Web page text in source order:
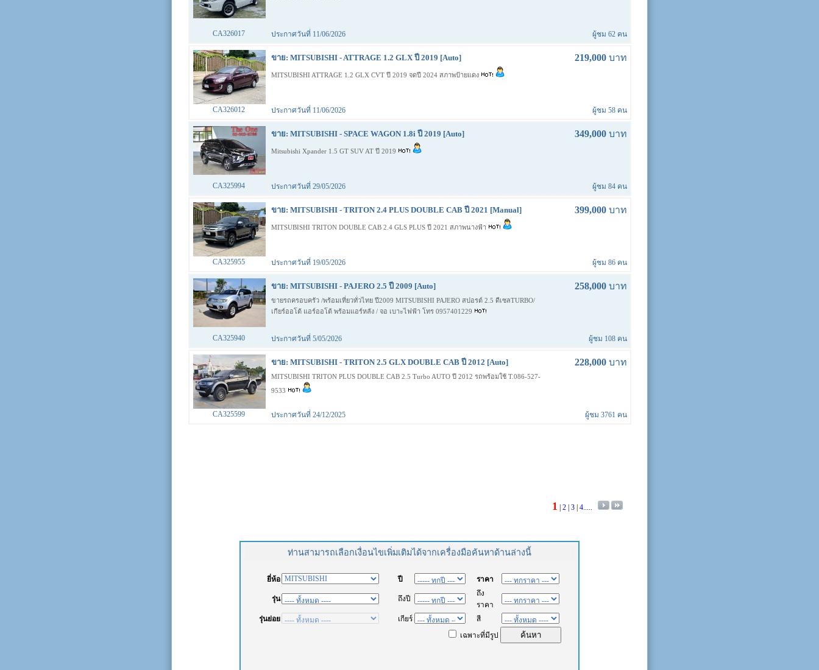
CA326017 ประกาศวันที่ 11/06/2026 ผู้ชม 62 คน
ขาย: MITSUBISHI - ATTRAGE 1.2 GLX ปี 2019 [Auto] 219,000บาท
MITSUBISHI ATTRAGE 1.2 GLX CVT ปี 2019 จดปี 2024 สภาพป้ายแดง
CA326012 ประกาศวันที่ 11/06/2026 ผู้ชม 58 คน
ขาย: MITSUBISHI - SPACE WAGON 1.8i ปี 2019 [Auto] 349,000บาท
Mitsubishi Xpander 1.5 GT SUV AT ปี 2019
CA325994 ประกาศวันที่ 29/05/2026 ผู้ชม 84 คน
ขาย: MITSUBISHI - TRITON 2.4 PLUS DOUBLE CAB ปี 2021 [Manual] 399,000บาท
MITSUBISHI TRITON DOUBLE CAB 2.4 GLS PLUS ปี 2021 สภาพนางฟ้า
CA325955 ประกาศวันที่ 19/05/2026 ผู้ชม 86 คน
ขาย: MITSUBISHI - PAJERO 2.5 ปี 2009 [Auto] 258,000บาท
ขายรถครอบครัว /พร้อมเที่ยวทั่วไทย ปี2009 MITSUBISHI PAJERO สปอรต์ 2.5 ดีเซลTURBO/
เกียร์ออโต้ แอร์ออโต้ พร้อมแอร์หลัง / จอ เบาะไฟฟ้า โทร 0957401229
CA325940 ประกาศวันที่ 5/05/2026 ผู้ชม 108 คน
ขาย: MITSUBISHI - TRITON 2.5 GLX DOUBLE CAB ปี 2012 [Auto] 228,000บาท
MITSUBISHI TRITON PLUS DOUBLE CAB 2.5 Turbo AUTO ปี 2012 รถพร้อมใช้ T.086-527-
9533
CA325599 ประกาศวันที่ 24/12/2025 ผู้ชม 3761 คน
1 2 3 4.....
ท่านสามารถเลือกเงื่อนไขเพิ่มเติมได้จากเครื่องมือค้นหาด้านล่างนี้
ยี่ห้อ ปี ราคา
รุ่น ถึงปี
ถึง
ราคา
รุ่นย่อย
เกียร์
สี
เฉพาะที่มีรูป